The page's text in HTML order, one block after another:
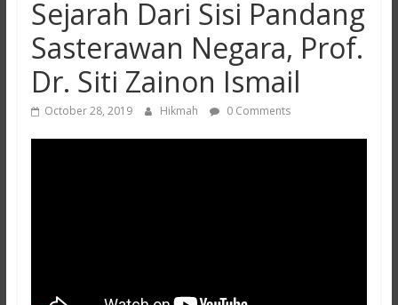
Sejarah Dari Sisi Pandang
Sasterawan Negara, Prof.
Dr. Siti Zainon Ismail
October 28, 2019 Hikmah 0 Comments